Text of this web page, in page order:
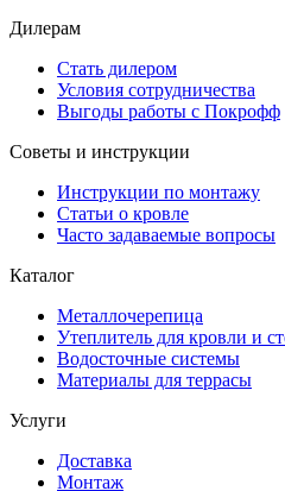
Дилерам
Стать дилером
Условия сотрудничества
Выгоды работы с Покрофф
Советы и инструкции
Инструкции по монтажу
Статьи о кровле
Часто задаваемые вопросы
Каталог
Металлочерепица
Утеплитель для кровли и
Водосточные системы
Материалы для террасы
Услуги
Доставка
Монтаж